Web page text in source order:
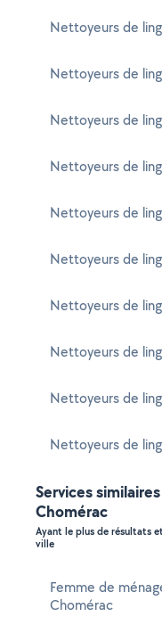
Nettoyeurs de
Nettoyeurs de
Nettoyeurs de
Nettoyeurs de
Nettoyeurs de
Nettoyeurs de
Nettoyeurs de
Nettoyeurs de
Nettoyeurs de
Nettoyeurs de
Services
Chomérac
Ayant le plus de résultats
ville
Femme de
Chomérac